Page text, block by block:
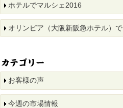
ホテルでマルシェ2016
オリンピア（大阪新阪急ホテル）
お客様の声
今週の市場情報